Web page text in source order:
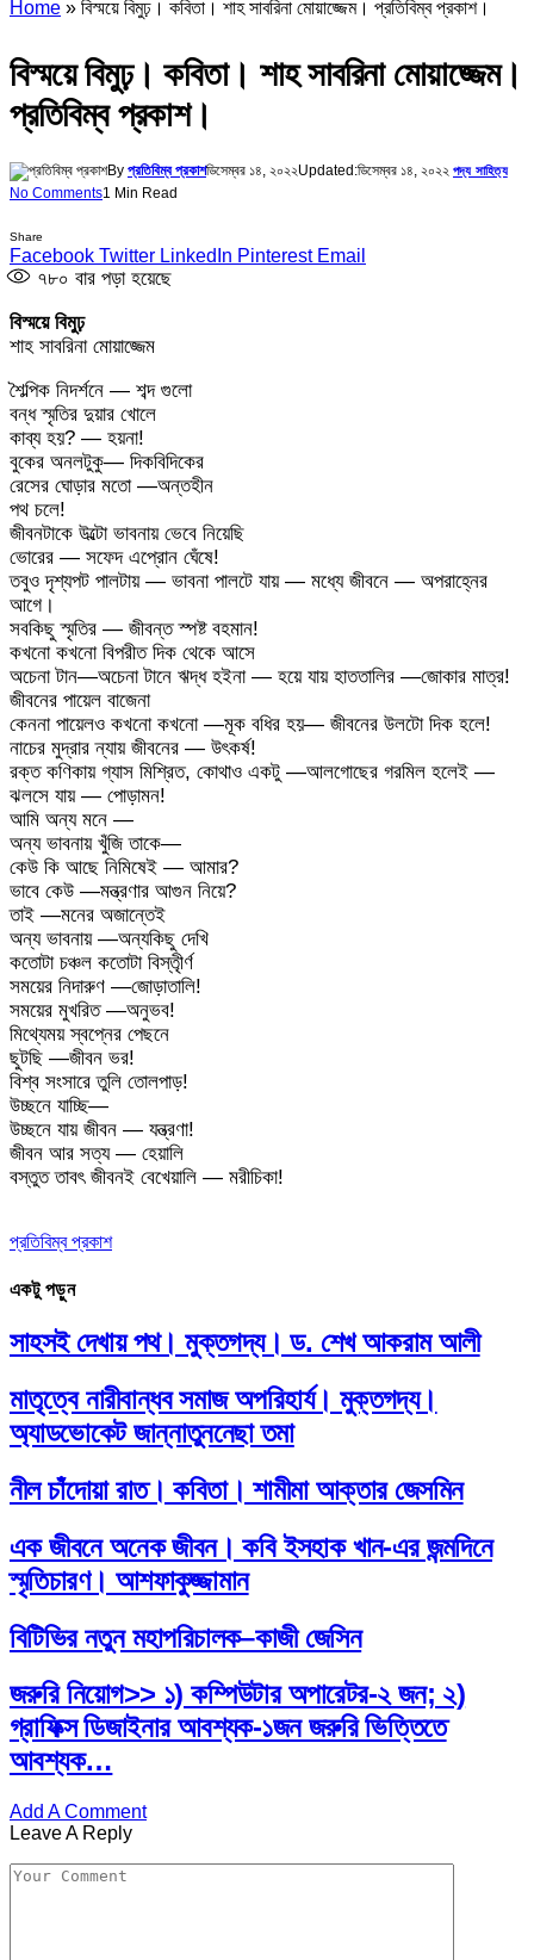
Home » বিস্ময়ে বিমুঢ়। কবিতা। শাহ সাবরিনা মোয়াজ্জেম। প্রতিবিম্ব প্রকাশ।
বিস্ময়ে বিমুঢ়। কবিতা। শাহ সাবরিনা মোয়াজ্জেম।
প্রতিবিম্ব প্রকাশ।
By প্রতিবিম্ব প্রকাশডিসেম্বর ১৪, ২০২২Updated:ডিসেম্বর ১৪, ২০২২ পদ্য সাহিত্য
No Comments1 Min Read
Share
Facebook Twitter LinkedIn Pinterest Email
৭৮০ বার পড়া হয়েছে
বিস্ময়ে বিমুঢ়
শাহ সাবরিনা মোয়াজ্জেম
শৈল্পিক নিদর্শনে — শব্দ গুলো
বন্ধ স্মৃতির দুয়ার খোলে
কাব্য হয়? — হয়না!
বুকের অনলটুকু— দিকবিদিকের
রেসের ঘোড়ার মতো —অন্তহীন
পথ চলে!
জীবনটাকে উল্টো ভাবনায় ভেবে নিয়েছি
ভোরের — সফেদ এপ্রোন ঘেঁষে!
তবুও দৃশ্যপট পালটায় — ভাবনা পালটে যায় — মধ্যে জীবনে — অপরাহ্নের
আগে।
সবকিছু স্মৃতির — জীবন্ত স্পষ্ট বহমান!
কখনো কখনো বিপরীত দিক থেকে আসে
অচেনা টান—অচেনা টানে ঋদ্ধ হইনা — হয়ে যায় হাততালির —জোকার মাত্র!
জীবনের পায়েল বাজেনা
কেননা পায়েলও কখনো কখনো —মূক বধির হয়— জীবনের উলটো দিক হলে!
নাচের মুদ্রার ন্যায় জীবনের — উৎকর্ষ!
রক্ত কণিকায় গ্যাস মিশ্রিত, কোথাও একটু —আলগোছের গরমিল হলেই —
ঝলসে যায় — পোড়ামন!
আমি অন্য মনে —
অন্য ভাবনায় খুঁজি তাকে—
কেউ কি আছে নিমিষেই — আমার?
ভাবে কেউ —মন্ত্রণার আগুন নিয়ে?
তাই —মনের অজান্তেই
অন্য ভাবনায় —অন্যকিছু দেখি
কতোটা চঞ্চল কতোটা বিস্তৃীর্ণ
সময়ের নিদারুণ —জোড়াতালি!
সময়ের মুখরিত —অনুভব!
মিথ্যেময় স্বপ্নের পেছনে
ছুটছি —জীবন ভর!
বিশ্ব সংসারে তুলি তোলপাড়!
উচ্ছনে যাচ্ছি—
উচ্ছনে যায় জীবন — যন্ত্রণা!
জীবন আর সত্য — হেয়ালি
বস্তুত তাবৎ জীবনই বেখেয়ালি — মরীচিকা!
প্রতিবিম্ব প্রকাশ
একটু পড়ুন
সাহসই দেখায় পথ। মুক্তগদ্য। ড. শেখ আকরাম আলী
মাতৃত্বে নারীবান্ধব সমাজ অপরিহার্য। মুক্তগদ্য।
অ্যাডভোকেট জান্নাতুননেছা তমা
নীল চাঁদোয়া রাত। কবিতা। শামীমা আক্তার জেসমিন
এক জীবনে অনেক জীবন। কবি ইসহাক খান-এর জন্মদিনে
স্মৃতিচারণ। আশফাকুজ্জামান
বিটিভির নতুন মহাপরিচালক–কাজী জেসিন
জরুরি নিয়োগ>> ১) কম্পিউটার অপারেটর-২ জন; ২)
গ্রাফিক্স ডিজাইনার আবশ্যক-১জন জরুরি ভিত্তিতে
আবশ্যক…
Add A Comment
Leave A Reply